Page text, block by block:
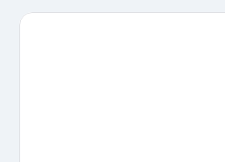
Centrosul y Universidad Federal de Santa